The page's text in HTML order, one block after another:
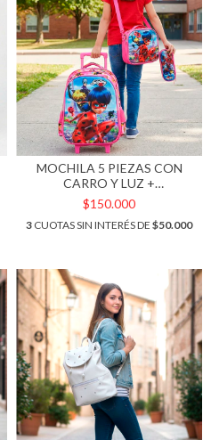
MOCHILA 5 PIEZAS CON
CARRO Y LUZ +
ACCESORIOS. ART M62-4
$150.000
3 CUOTAS SIN INTERÉS DE $50.000